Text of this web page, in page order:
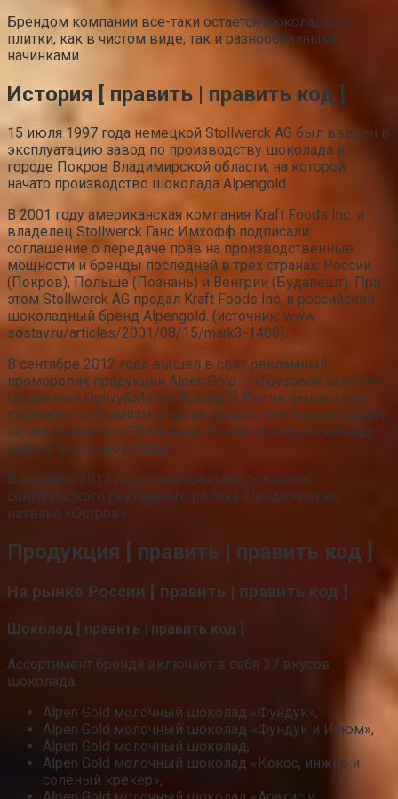
Брендом компании все-таки остается шоколадные
плитки, как в чистом виде, так и разнообразными
начинками.
История [ править | править код ]
15 июля 1997 года немецкой Stollwerck AG был введён в
эксплуатацию завод по производству шоколада в
городе Покров Владимирской области, на которой
начато производство шоколада Alpengold.
В 2001 году американская компания Kraft Foods Inc. и
владелец Stollwerck Ганс Имхофф подписали
соглашение о передаче прав на производственные
мощности и бренды последней в трех странах: России
(Покров), Польше (Познань) и Венгрии (Будапешт). При
этом Stollwerck AG продал Kraft Foods Inc. и российский
шоколадный бренд Alpengold. (источник: www.
sostav.ru/articles/2001/08/15/mark3-1408).
В сентябре 2012 года вышел в свет рекламный
проморолик продукции Alpen Gold — «Грузовой самолет»,
созданный Ogilvy&Mather Russia[3]. Ролик вышел под
слоганом: «Оптимизм в твоих руках!». Его можно видеть
на национальных ТВ-каналах. Ролик посвящён выходу
нового вкуса шоколада.
В декабре 2012 года выпущено продолжение
сентябрьского рекламного ролика. Продолжение
названо «Остров»
Продукция [ править | править код ]
На рынке России [ править | править код ]
Шоколад [ править | править код ]
Ассортимент бренда включает в себя 37 вкусов
шоколада:
Alpen Gold молочный шоколад «Фундук»,
Alpen Gold молочный шоколад «Фундук и Изюм»,
Alpen Gold молочный шоколад,
Alpen Gold молочный шоколад «Кокос, инжир и
солёный крекер»,